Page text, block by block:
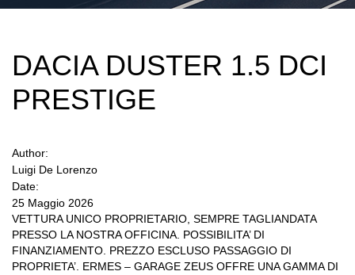
DACIA DUSTER 1.5 DCI
PRESTIGE
Author:
Luigi De Lorenzo
Date:
25 Maggio 2026
VETTURA UNICO PROPRIETARIO, SEMPRE TAGLIANDATA
PRESSO LA NOSTRA OFFICINA. POSSIBILITA’ DI
FINANZIAMENTO. PREZZO ESCLUSO PASSAGGIO DI
PROPRIETA’. ERMES – GARAGE ZEUS OFFRE UNA GAMMA DI